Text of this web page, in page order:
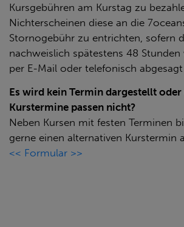
Kursgebühren am Kurstag zu
Nichterscheinen diese an die
Stornogebühr zu entrichten, sofern
nachweislich spätestens 48 Stunden
per E-Mail oder telefonisch abgesagt
Es wird kein Termin dargestellt oder
Kurstermine passen nicht?
Neben Kursen mit festen Terminen
gerne einen alternativen Kurstermin
<< Formular >>